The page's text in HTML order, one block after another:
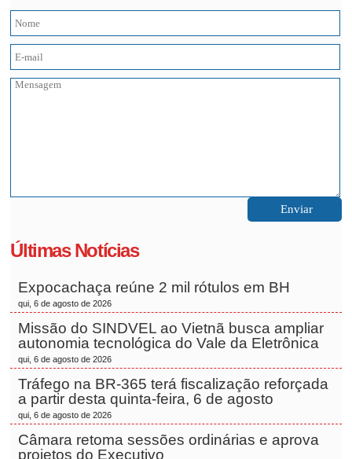
Últimas Notícias
Expocachaça reúne 2 mil rótulos em BH
qui, 6 de agosto de 2026
Missão do SINDVEL ao Vietnã busca ampliar
autonomia tecnológica do Vale da Eletrônica
qui, 6 de agosto de 2026
Tráfego na BR-365 terá fiscalização reforçada
a partir desta quinta-feira, 6 de agosto
qui, 6 de agosto de 2026
Câmara retoma sessões ordinárias e aprova
projetos do Executivo